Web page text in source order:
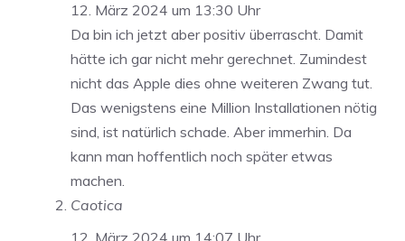
12. März 2024 um 13:30 Uhr
Da bin ich jetzt aber positiv überrascht. Damit
hätte ich gar nicht mehr gerechnet. Zumindest
nicht das Apple dies ohne weiteren Zwang tut.
Das wenigstens eine Million Installationen nötig
sind, ist natürlich schade. Aber immerhin. Da
kann man hoffentlich noch später etwas
machen.
Caotica